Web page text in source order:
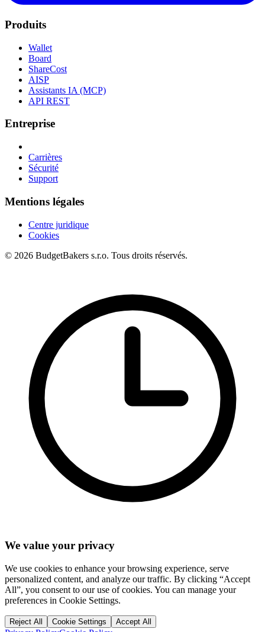
Produits
Wallet
Board
ShareCost
AISP
Assistants IA (MCP)
API REST
Entreprise
Carrières
Sécurité
Support
Mentions légales
Centre juridique
Cookies
© 2026 BudgetBakers s.r.o. Tous droits réservés.
We value your privacy
We use cookies to enhance your browsing experience, serve
personalized content, and analyze our traffic. By clicking “Accept
All”, you consent to our use of cookies. You can manage your
preferences in Cookie Settings.
Reject All Cookie Settings Accept All